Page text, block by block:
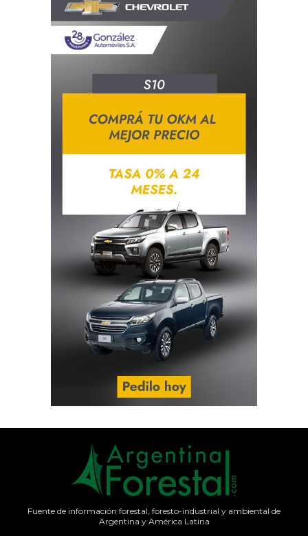
Fuente de información forestal, foresto-industrial y ambiental de
Argentina y América Latina